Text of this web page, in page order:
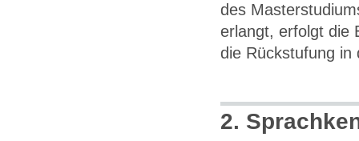
des
erlangt, erfolgt die
die Rückstufung in
2.